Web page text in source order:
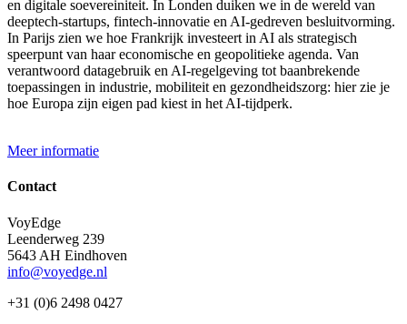
en digitale soevereiniteit. In Londen duiken we in de wereld van
deeptech-startups, fintech-innovatie en AI-gedreven besluitvorming.
In Parijs zien we hoe Frankrijk investeert in AI als strategisch
speerpunt van haar economische en geopolitieke agenda. Van
verantwoord datagebruik en AI-regelgeving tot baanbrekende
toepassingen in industrie, mobiliteit en gezondheidszorg: hier zie je
hoe Europa zijn eigen pad kiest in het AI-tijdperk.
Meer informatie
Contact
VoyEdge
Leenderweg 239
5643 AH Eindhoven
info@voyedge.nl
+31 (0)6 2498 0427